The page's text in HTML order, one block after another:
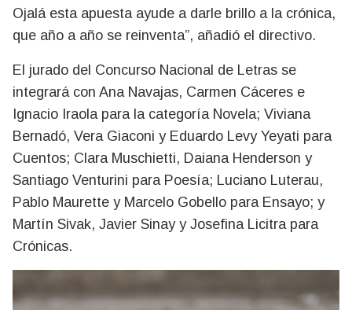
Ojalá esta apuesta ayude a darle brillo a la crónica,
que año a año se reinventa”, añadió el directivo.
El jurado del Concurso Nacional de Letras se
integrará con Ana Navajas, Carmen Cáceres e
Ignacio Iraola para la categoría Novela; Viviana
Bernadó, Vera Giaconi y Eduardo Levy Yeyati para
Cuentos; Clara Muschietti, Daiana Henderson y
Santiago Venturini para Poesía; Luciano Luterau,
Pablo Maurette y Marcelo Gobello para Ensayo; y
Martín Sivak, Javier Sinay y Josefina Licitra para
Crónicas.